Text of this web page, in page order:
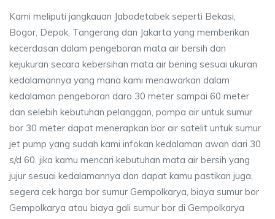
Kami meliputi jangkauan Jabodetabek seperti Bekasi,
Bogor, Depok, Tangerang dan Jakarta yang memberikan
kecerdasan dalam pengeboran mata air bersih dan
kejukuran secara kebersihan mata air bening sesuai ukuran
kedalamannya yang mana kami menawarkan dalam
kedalaman pengeboran daro 30 meter sampai 60 meter
dan selebih kebutuhan pelanggan, pompa air untuk sumur
bor 30 meter dapat menerapkan bor air satelit untuk sumur
jet pump yang sudah kami infokan kedalaman awan dari 30
s/d 60. jika kamu mencari kebutuhan mata air bersih yang
jujur sesuai kedalamannya dan dapat kamu pastikan juga,
segera cek harga bor sumur Gempolkarya, biaya sumur bor
Gempolkarya atau biaya gali sumur bor di Gempolkarya